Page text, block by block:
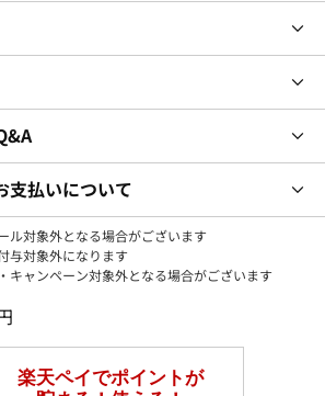
支払いについて
ル対象外となる場合がございます
与対象外になります
キャンペーン対象外となる場合がございます